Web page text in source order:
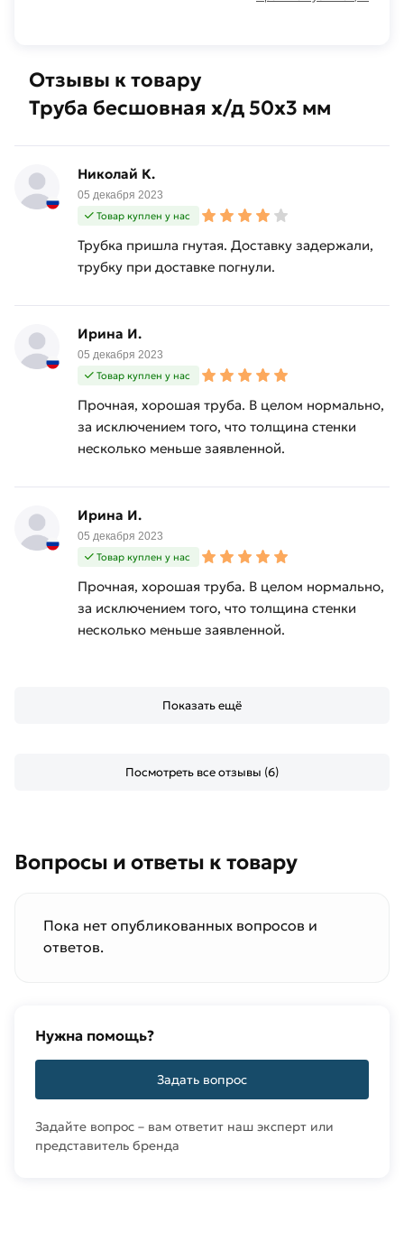
Отзывы к товару
Труба бесшовная х/д 50х3 мм
Николай К.
05 декабря 2023
Товар куплен у нас
Трубка пришла гнутая. Доставку задержали,
трубку при доставке погнули.
Ирина И.
05 декабря 2023
Товар куплен у нас
Прочная, хорошая труба. В целом нормально,
за исключением того, что толщина стенки
несколько меньше заявленной.
Ирина И.
05 декабря 2023
Товар куплен у нас
Прочная, хорошая труба. В целом нормально,
за исключением того, что толщина стенки
несколько меньше заявленной.
Показать ещё
Посмотреть все отзывы (6)
Вопросы и ответы к товару
Пока нет опубликованных вопросов и
ответов.
Нужна помощь?
Задать вопрос
Задайте вопрос – вам ответит наш эксперт или
представитель бренда